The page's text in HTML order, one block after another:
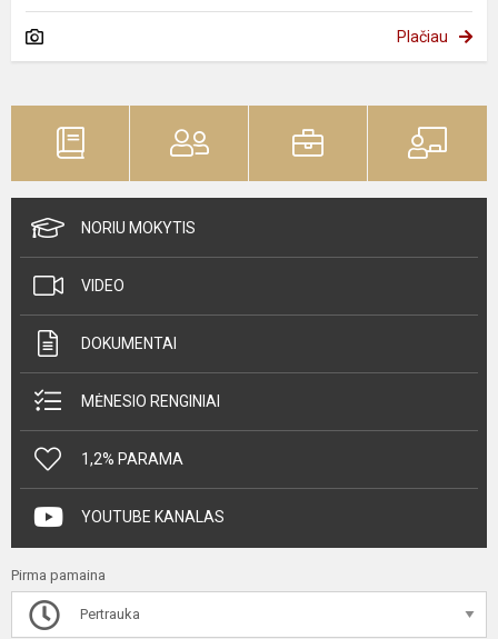
Plačiau
NORIU MOKYTIS
VIDEO
DOKUMENTAI
MĖNESIO RENGINIAI
1,2% PARAMA
YOUTUBE KANALAS
Pirma pamaina
Pertrauka